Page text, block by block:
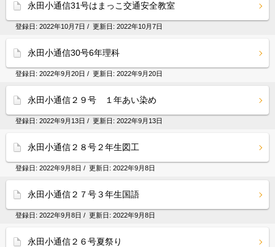
永田小通信31号はまっこ交通安全教室
登録日: 2022年10月7日 / 更新日: 2022年10月7日
永田小通信30号6年理科
登録日: 2022年9月20日 / 更新日: 2022年9月20日
永田小通信２９号 １年あい染め
登録日: 2022年9月13日 / 更新日: 2022年9月13日
永田小通信２８号２年生図工
登録日: 2022年9月8日 / 更新日: 2022年9月8日
永田小通信２７号３年生国語
登録日: 2022年9月8日 / 更新日: 2022年9月8日
永田小通信２６号夏祭り